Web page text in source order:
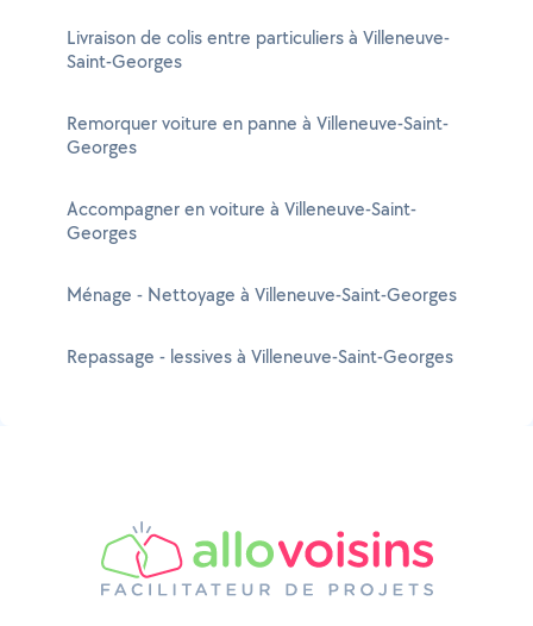
Livraison de colis entre particuliers à Villeneuve-
Saint-Georges
Remorquer voiture en panne à Villeneuve-Saint-
Georges
Accompagner en voiture à Villeneuve-Saint-
Georges
Ménage - Nettoyage à Villeneuve-Saint-Georges
Repassage - lessives à Villeneuve-Saint-Georges